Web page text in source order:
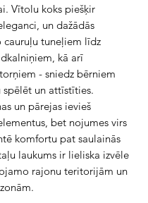
Vītolu koks piešķir
un dažādās
cauruļu tuneļiem līdz
kā arī
- sniedz bērniem
spēlēt un attīstīties.
un pārejas ievieš
bet nojumes virs
komfortu pat saulainās
laukums ir lieliska izvēle
rajonu teritorijām un